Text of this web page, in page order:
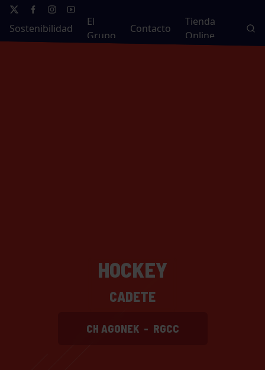
Sostenibilidad
El
Grupo
Contacto
Tienda
Online
HOCKEY
CADETE
CH AGONEK - RGCC